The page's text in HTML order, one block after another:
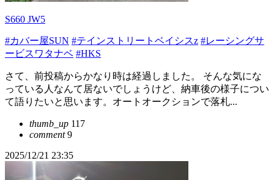
S660 JW5
#カバー屋SUN #テインストリートベイシスz #レーシングサ
ービスワタナベ #HKS
さて、前投稿からかなり時は経過しました。 そんな気にな
っている人なんて居ないでしょうけど、納車後の様子につい
て語りたいと思います。オートオークションで落札...
thumb_up 117
comment9
2025/12/21 23:35